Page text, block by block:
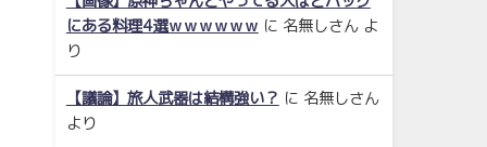
にある料理4選ｗｗｗｗｗｗ に 名無しさんよ
り
【議論】旅人武器は結構強い？ に 名無しさん
より